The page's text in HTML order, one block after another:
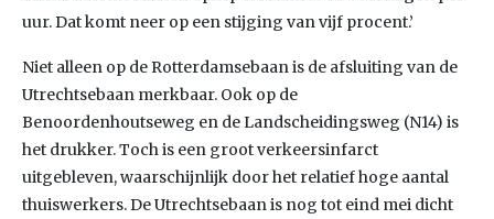
uur. Dat komt neer op een stijging van vijf procent.’
Niet alleen op de Rotterdamsebaan is de afsluiting van de
Utrechtsebaan merkbaar. Ook op de
Benoordenhoutseweg en de Landscheidingsweg (N14) is
het drukker. Toch is een groot verkeersinfarct
uitgebleven, waarschijnlijk door het relatief hoge aantal
thuiswerkers. De Utrechtsebaan is nog tot eind mei dicht